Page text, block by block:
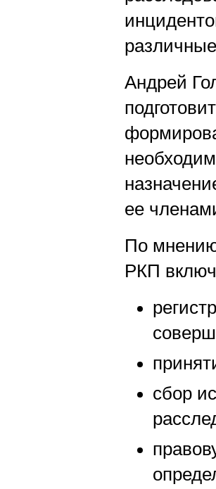
Андрей
ее
По
РКП
сбор